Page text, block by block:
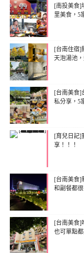
[南投美食]
里美食，5
[台南住宿]
天泡湯池
[台南美食]
私分享，5
[育兒日記]
享！！！
[台南美食]
和副餐都
[台南美食]
也可單點